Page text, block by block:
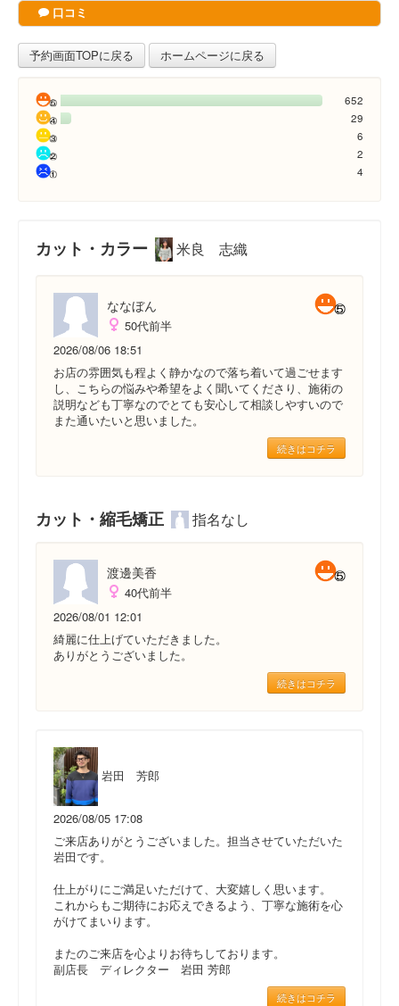
口コミ
予約画面TOPに戻る ホームページに戻る
652
29
6
2
4
カット・カラー 米良 志織
ななぼん
50代前半
2026/08/06 18:51
お店の雰囲気も程よく静かなので落ち着いて過ごせます
し、こちらの悩みや希望をよく聞いてくださり、施術の
説明なども丁寧なのでとても安心して相談しやすいので
また通いたいと思いました。
続きはコチラ
カット・縮毛矯正 指名なし
渡邊美香
40代前半
2026/08/01 12:01
綺麗に仕上げていただきました。
ありがとうございました。
続きはコチラ
岩田 芳郎
2026/08/05 17:08
ご来店ありがとうございました。担当させていただいた
岩田です。
仕上がりにご満足いただけて、大変嬉しく思います。
これからもご期待にお応えできるよう、丁寧な施術を心
がけてまいります。
またのご来店を心よりお待ちしております。
副店長 ディレクター 岩田 芳郎
続きはコチラ